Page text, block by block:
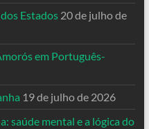
Estados 20 de julho de
em Português-
19 de julho de 2026
saúde mental e a lógica do